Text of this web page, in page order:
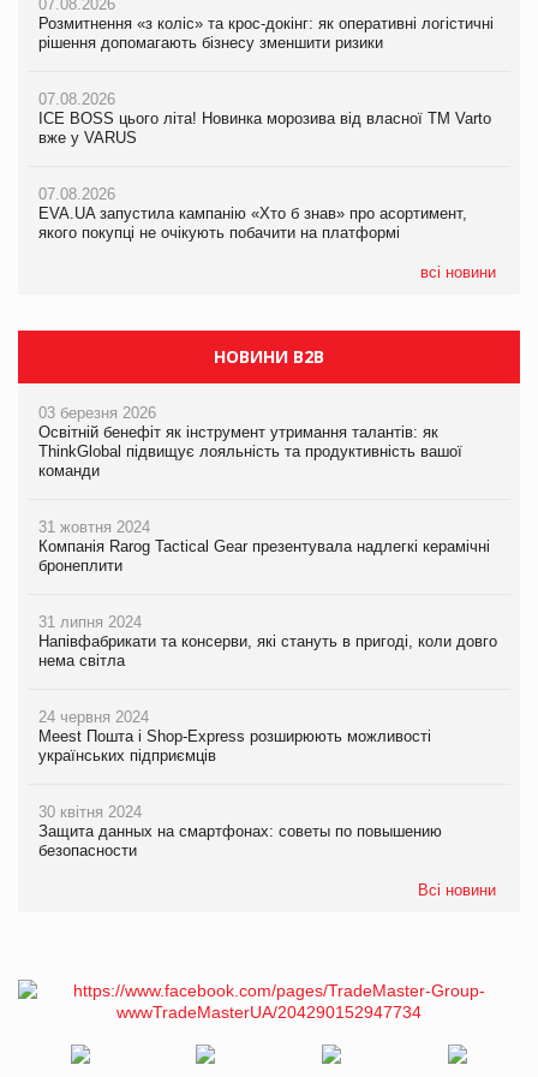
07.08.2026
Розмитнення «з коліс» та крос-докінг: як оперативні логістичні
рішення допомагають бізнесу зменшити ризики
07.08.2026
ICE BOSS цього літа! Новинка морозива від власної ТМ Varto
вже у VARUS
07.08.2026
EVA.UA запустила кампанію «Хто б знав» про асортимент,
якого покупці не очікують побачити на платформі
всі новини
07.08.2026
Розмитнення «з коліс» та крос-докінг: як оперативні логістичні
рішення допомагають бізнесу зменшити ризики
07.08.2026
ICE BOSS цього літа! Новинка морозива від власної ТМ Varto
вже у VARUS
07.08.2026
EVA.UA запустила кампанію «Хто б знав» про асортимент,
якого покупці не очікують побачити на платформі
07.08.2026
Kraft Heinz скоротила збиток у першому півріччі
Продажі Hugo Boss впали на 9%
НОВИНИ B2B
03 березня 2026
Освітній бенефіт як інструмент утримання талантів: як
ThinkGlobal підвищує лояльність та продуктивність вашої
команди
31 жовтня 2024
Компанія Rarog Tactical Gear презентувала надлегкі керамічні
бронеплити
31 липня 2024
Напівфабрикати та консерви, які стануть в пригоді, коли довго
нема світла
24 червня 2024
Meest Пошта і Shop-Express розширюють можливості
українських підприємців
30 квітня 2024
Защита данных на смартфонах: советы по повышению
безопасности
Всі новини